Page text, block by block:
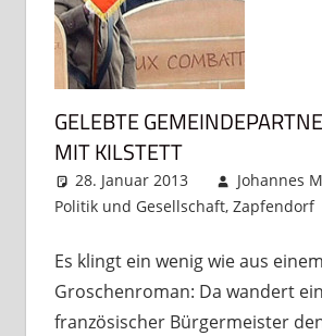
GELEBTE
MIT KILSTETT
28. Januar 2013
Johannes
Politik und Gesellschaft, Zapfendorf
Es klingt ein wenig wie aus einem
Groschenroman: Da wandert ein
französischer Bürgermeister